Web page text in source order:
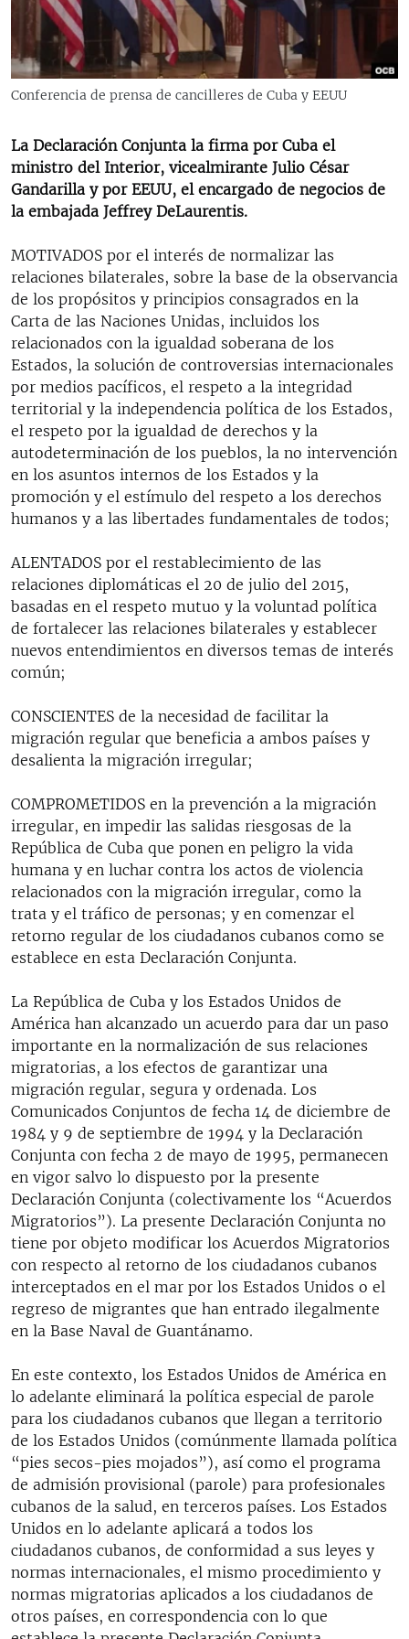
RADIO MARTÍ
ESPECIALES
ESPECIALES
SER VIEJO EN CUBA
KENTU-CUBANO
LOS SANTOS DE HIALEAH
DESINFORMACIÓN RUSA EN AMÉRICA LATINA
LA INVASIÓN DE RUSIA A UCRANIA
MULTIMEDIA
SÍGUENOS
Conferencia de prensa de cancilleres de Cuba y EEUU
La Declaración Conjunta la firma por Cuba el
ministro del Interior, vicealmirante Julio César
Gandarilla y por EEUU, el encargado de negocios de
la embajada Jeffrey DeLaurentis.
MOTIVADOS por el interés de normalizar las
relaciones bilaterales, sobre la base de la observancia
de los propósitos y principios consagrados en la
Carta de las Naciones Unidas, incluidos los
relacionados con la igualdad soberana de los
Estados, la solución de controversias internacionales
por medios pacíficos, el respeto a la integridad
territorial y la independencia política de los Estados,
el respeto por la igualdad de derechos y la
autodeterminación de los pueblos, la no intervención
en los asuntos internos de los Estados y la
promoción y el estímulo del respeto a los derechos
humanos y a las libertades fundamentales de todos;
ALENTADOS por el restablecimiento de las
relaciones diplomáticas el 20 de julio del 2015,
basadas en el respeto mutuo y la voluntad política
de fortalecer las relaciones bilaterales y establecer
nuevos entendimientos en diversos temas de interés
común;
CONSCIENTES de la necesidad de facilitar la
migración regular que beneficia a ambos países y
desalienta la migración irregular;
COMPROMETIDOS en la prevención a la migración
irregular, en impedir las salidas riesgosas de la
República de Cuba que ponen en peligro la vida
humana y en luchar contra los actos de violencia
relacionados con la migración irregular, como la
trata y el tráfico de personas; y en comenzar el
retorno regular de los ciudadanos cubanos como se
establece en esta Declaración Conjunta.
La República de Cuba y los Estados Unidos de
América han alcanzado un acuerdo para dar un paso
importante en la normalización de sus relaciones
migratorias, a los efectos de garantizar una
migración regular, segura y ordenada. Los
Comunicados Conjuntos de fecha 14 de diciembre de
1984 y 9 de septiembre de 1994 y la Declaración
Conjunta con fecha 2 de mayo de 1995, permanecen
en vigor salvo lo dispuesto por la presente
Declaración Conjunta (colectivamente los “Acuerdos
Migratorios”). La presente Declaración Conjunta no
tiene por objeto modificar los Acuerdos Migratorios
con respecto al retorno de los ciudadanos cubanos
interceptados en el mar por los Estados Unidos o el
regreso de migrantes que han entrado ilegalmente
en la Base Naval de Guantánamo.
En este contexto, los Estados Unidos de América en
lo adelante eliminará la política especial de parole
para los ciudadanos cubanos que llegan a territorio
de los Estados Unidos (comúnmente llamada política
“pies secos-pies mojados”), así como el programa
de admisión provisional (parole) para profesionales
cubanos de la salud, en terceros países. Los Estados
Unidos en lo adelante aplicará a todos los
ciudadanos cubanos, de conformidad a sus leyes y
normas internacionales, el mismo procedimiento y
normas migratorias aplicados a los ciudadanos de
otros países, en correspondencia con lo que